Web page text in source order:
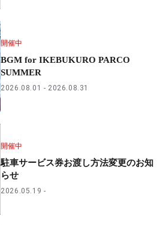
開催中
BGM for IKEBUKURO PARCO
SUMMER
2026.08.01 2026.08.31
開催中
駐車サービス券お渡し方法変更のお知
らせ
2026.05.19